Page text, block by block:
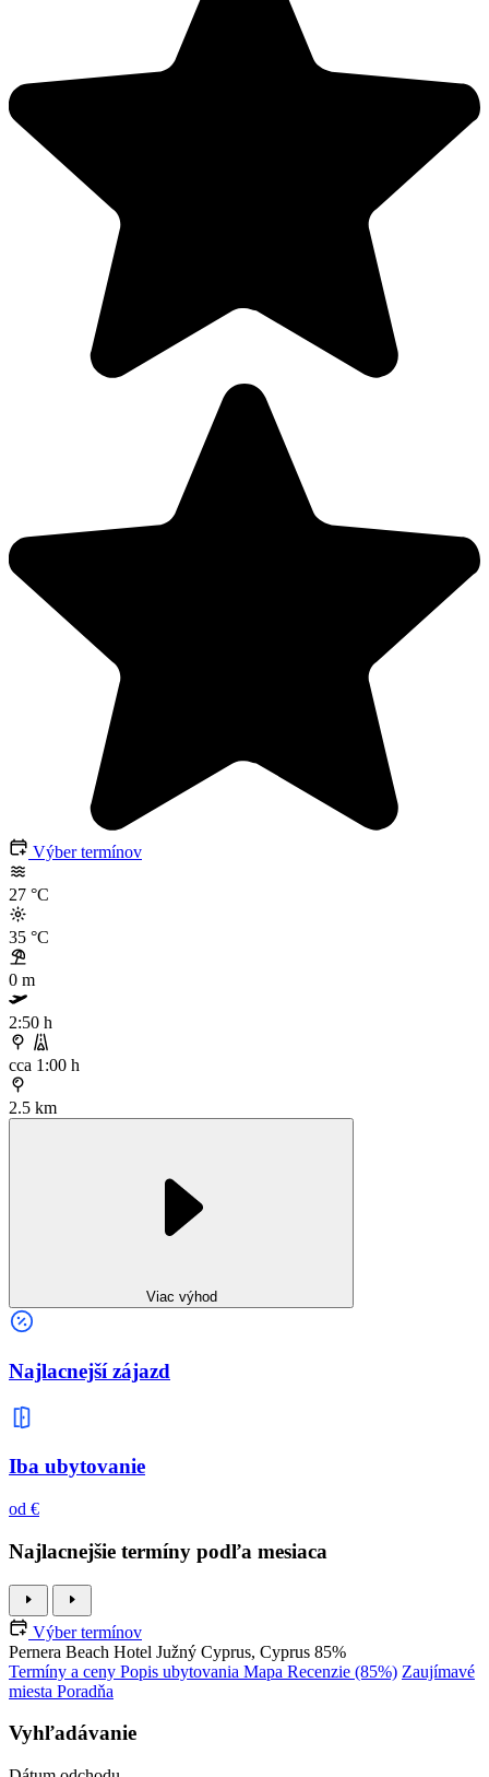
Výber termínov
27 °C
35 °C
0 m
2:50 h
cca 1:00 h
2.5 km
Viac výhod
Najlacnejší zájazd
Iba ubytovanie
od €
Najlacnejšie termíny podľa mesiaca
Výber termínov
Pernera Beach Hotel Južný Cyprus, Cyprus 85%
Termíny a ceny Popis ubytovania Mapa Recenzie (85%) Zaujímavé
miesta Poradňa
Vyhľadávanie